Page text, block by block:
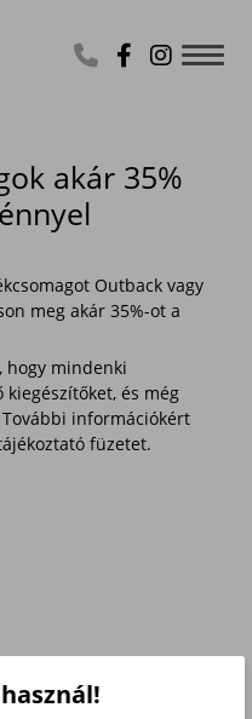
akár 35%
Outback vagy
meg akár 35%-ot a
hogy mindenki
kiegészítőket, és még
információkért
füzetet.